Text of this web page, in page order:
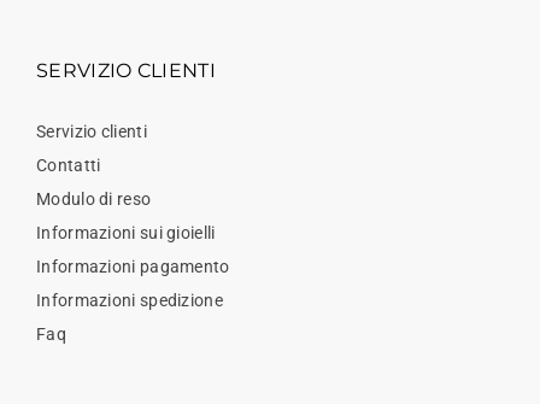
SERVIZIO CLIENTI
Servizio clienti
Contatti
Modulo di reso
Informazioni sui gioielli
Informazioni pagamento
Informazioni spedizione
Faq